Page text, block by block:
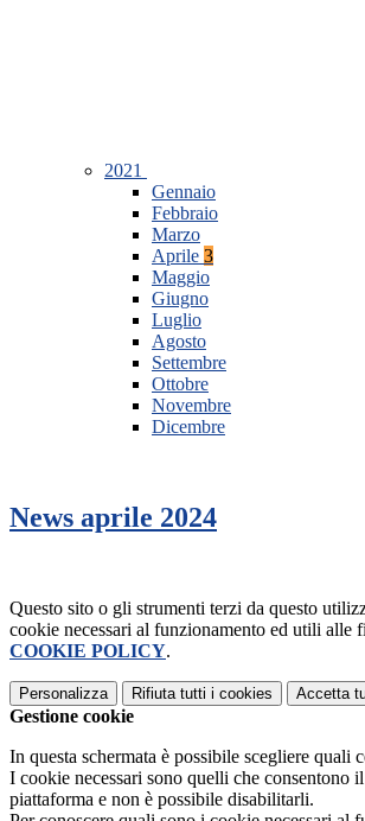
2021
Gennaio
Febbraio
Marzo
Aprile 3
Maggio
Giugno
Luglio
Agosto
Settembre
Ottobre
Novembre
Dicembre
News aprile 2024
Questo sito o gli strumenti terzi da questo
cookie necessari al funzionamento ed utili alle
COOKIE POLICY.
Personalizza Rifiuta tutti i cookies Accetta
Gestione cookie
In questa schermata è possibile scegliere quali
I cookie necessari sono quelli che consentono
piattaforma e non è possibile disabilitarli.